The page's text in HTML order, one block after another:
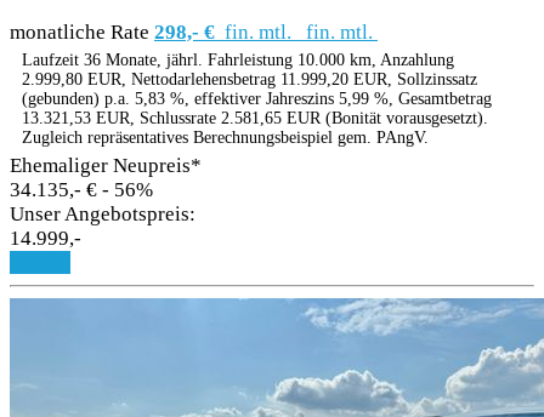
monatliche Rate 298,- € fin. mtl. fin. mtl.
Laufzeit 36 Monate, jährl. Fahrleistung 10.000 km, Anzahlung
2.999,80 EUR, Nettodarlehensbetrag 11.999,20 EUR, Sollzinssatz
(gebunden) p.a. 5,83 %, effektiver Jahreszins 5,99 %, Gesamtbetrag
13.321,53 EUR, Schlussrate 2.581,65 EUR (Bonität vorausgesetzt).
Zugleich repräsentatives Berechnungsbeispiel gem. PAngV.
Ehemaliger Neupreis*
34.135,- € - 56%
Unser Angebotspreis:
14.999,-